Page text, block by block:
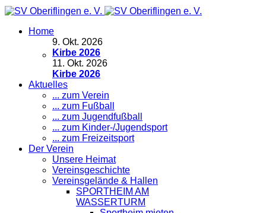
Home
9. Okt. 2026
Kirbe 2026
11. Okt. 2026
Kirbe 2026
Aktuelles
... zum Verein
... zum Fußball
... zum Jugendfußball
... zum Kinder-/Jugendsport
... zum Freizeitsport
Der Verein
Unsere Heimat
Vereinsgeschichte
Vereinsgelände & Hallen
SPORTHEIM AM
WASSERTURM